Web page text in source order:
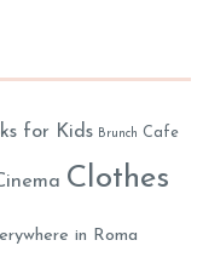
for Kids Brunch Cafe
Clothes
in Roma